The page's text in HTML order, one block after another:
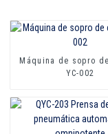
Máquina de sopro
YC-002